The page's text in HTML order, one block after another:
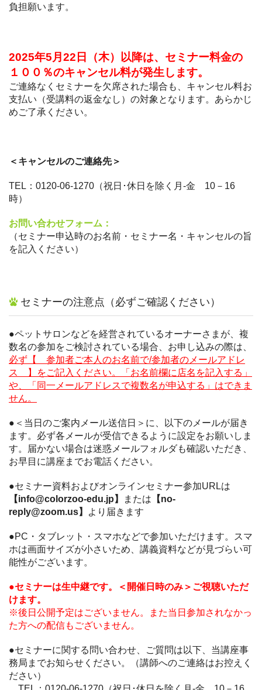
負担願います。
2025年5月22日（木）以降は、セミナー料金の
１００％のキャンセル料が発生します。
ご連絡なくセミナーを欠席された場合も、キャンセル料お
支払い（受講料の返金なし）の対象となります。あらかじ
めご了承ください。
＜キャンセルのご連絡先＞
TEL：0120-06-1270（祝日･休日を除く月-金 10－16
時）
お問い合わせフォーム：
（セミナー申込時のお名前・セミナー名・キャンセルの旨
を記入ください）
セミナーの注意点（必ずご確認ください）
●ペットサロンなどを経営されているオーナーさまが、複
数名の参加をご検討されている場合、お申し込みの際は、
必ず【 参加者ご本人のお名前で/参加者のメールアドレ
ス 】をご記入ください。「お名前欄に店名を記入する」
や、「同一メールアドレスで複数名が申込する」はできま
せん。
●＜当日のご案内メール送信日＞に、以下のメールが届き
ます。必ず各メールが受信できるように設定をお願いしま
す。届かない場合は迷惑メールフォルダも確認いただき、
お早目に講座までお電話ください。
●セミナー資料およびオンラインセミナー参加URLは
【info@colorzoo-edu.jp】
または 【no-
reply@zoom.us】
より届きます
●PC・タブレット・スマホなどで参加いただけます。スマ
ホは画面サイズが小さいため、講義資料などが見づらい可
能性がございます。
●セミナーは生中継です。＜開催日時のみ＞ご視聴いただ
けます。
※後日公開予定はございません。また当日参加されなかっ
た方への配信もございません。
●セミナーに関する問い合わせ、ご質問は以下、当講座事
務局までお知らせください。（講師へのご連絡はお控えく
ださい）